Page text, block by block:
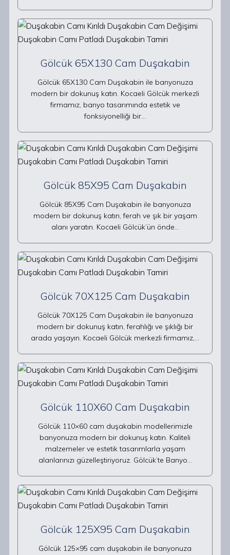
Gölcük 65X130 Cam Duşakabin
Gölcük 65X130 Cam Duşakabin ile banyonuza
modern bir dokunuş katın. Kocaeli Gölcük merkezli
firmamız, banyo tasarımında estetik ve
fonksiyonelliği bir…
Gölcük 85X95 Cam Duşakabin
Gölcük 85X95 Cam Duşakabin ile banyonuza
modern bir dokunuş katın, ferah ve şık bir yaşam
alanı yaratın. Kocaeli Gölcük’ün önde…
Gölcük 70X125 Cam Duşakabin
Gölcük 70X125 Cam Duşakabin ile banyonuza
modern bir dokunuş katın, ferahlığı ve şıklığı bir
arada yaşayın. Kocaeli Gölcük merkezli firmamız,…
Gölcük 110X60 Cam Duşakabin
Gölcük 110×60 cam duşakabin modellerimizle
banyonuza modern bir dokunuş katın. Kaliteli
malzemeler ve estetik tasarımlarla yaşam
alanlarınızı güzelleştiriyoruz. Gölcük’te Banyo…
Gölcük 125X95 Cam Duşakabin
Gölcük 125×95 cam duşakabin ile banyonuza